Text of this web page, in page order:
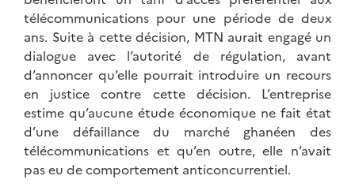
télécommunications pour une période de deux
ans. Suite à cette décision, MTN aurait engagé un
dialogue avec l’autorité de régulation, avant
d’annoncer qu’elle pourrait introduire un recours
en justice contre cette décision. L’entreprise
estime qu’aucune étude économique ne fait état
d’une défaillance du marché ghanéen des
télécommunications et qu’en outre, elle n’avait
pas eu de comportement anticoncurrentiel.